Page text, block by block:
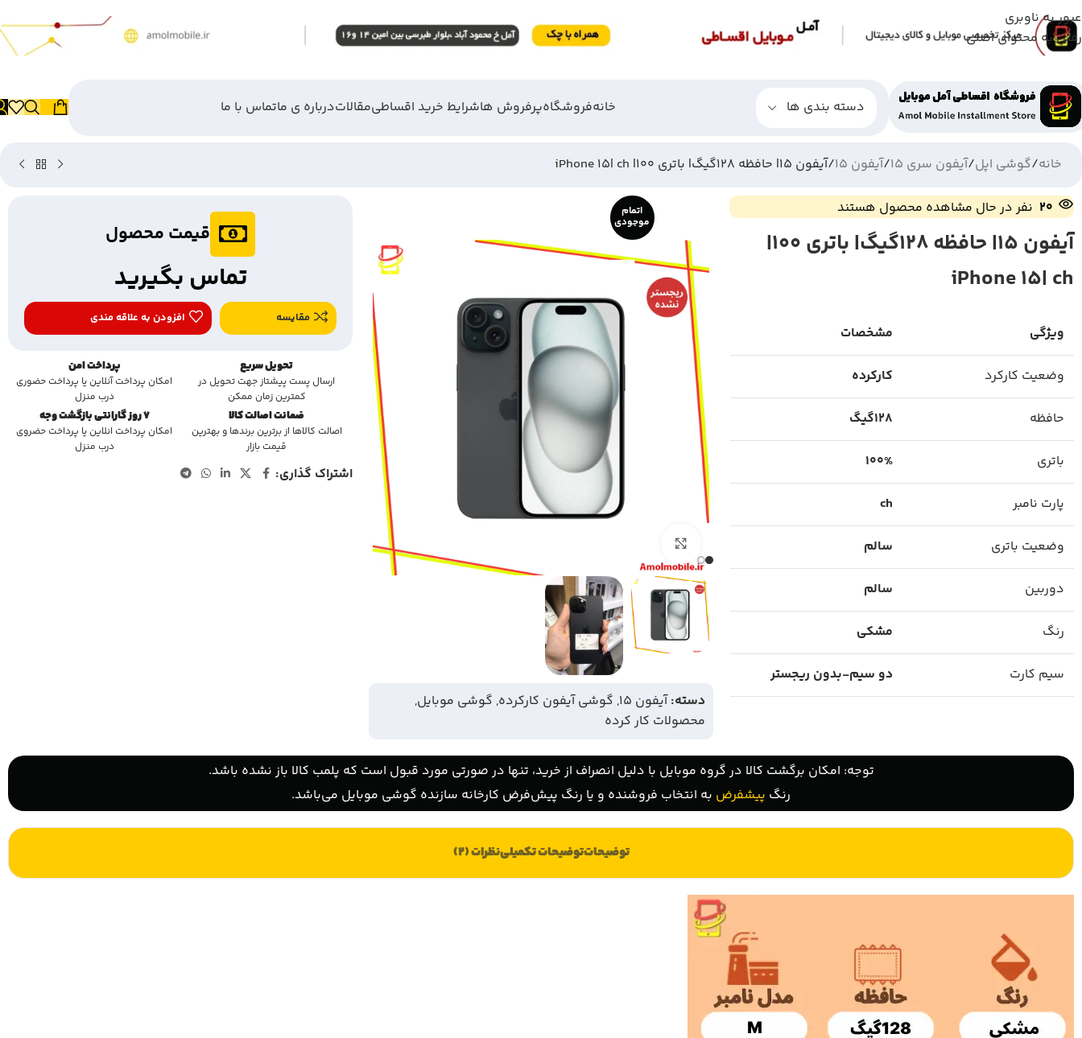
عبور به ناوبری
رفتن به محتوای اصلی
دسته بندی ها خانهفروشگاهپرفروش هاشرایط خرید اقساطیمقالاتدرباره ی ماتماس با ما
خانه گوشی اپل آیفون سری 15 آیفون 15 آیفون 15| حافظه 128گیگ| باتری 100| iPhone 15| ch
20 نفر در حال مشاهده محصول هستند
آیفون 15| حافظه 128گیگ| باتری 100|
iPhone 15| ch
ویژگی مشخصات
وضعیت کارکرد کارکرده
حافظه 128گیگ
باتری 100%
پارت نامبر ch
وضعیت باتری سالم
دوربین سالم
رنگ مشکی
سیم کارت دو سیم-بدون ریجستر
اتمام
موجودی
دسته:آیفون 15 , گوشی آیفون کارکرده, گوشی موبایل,
محصولات کار کرده
قیمت محصول
تماس بگیرید
مقایسه افزودن به علاقه مندی
تحویل سریع
ارسال پست پیشتاز جهت تحویل در
کمترین زمان ممکن
ضمانت اصالت کالا
اصالت کالاها از برترین برندها و بهترین
قیمت بازار
پرداخت امن
امکان پرداخت آنلاین یا پرداخت حضوری
درب منزل
7 روز گارانتی بازگشت وجه
امکان پرداخت انلاین یا پرداخت حضروی
درب منزل
اشتراک گذاری:
توجه: امکان برگشت کالا در گروه موبایل با دلیل انصراف از خرید، تنها در صورتی مورد قبول است که پلمب کالا باز نشده باشد.
رنگ پیشفرض به انتخاب فروشنده و یا رنگ پیش‌فرض کارخانه سازنده گوشی موبایل می‌باشد.
توضیحاتتوضیحات تکمیلینظرات (2)